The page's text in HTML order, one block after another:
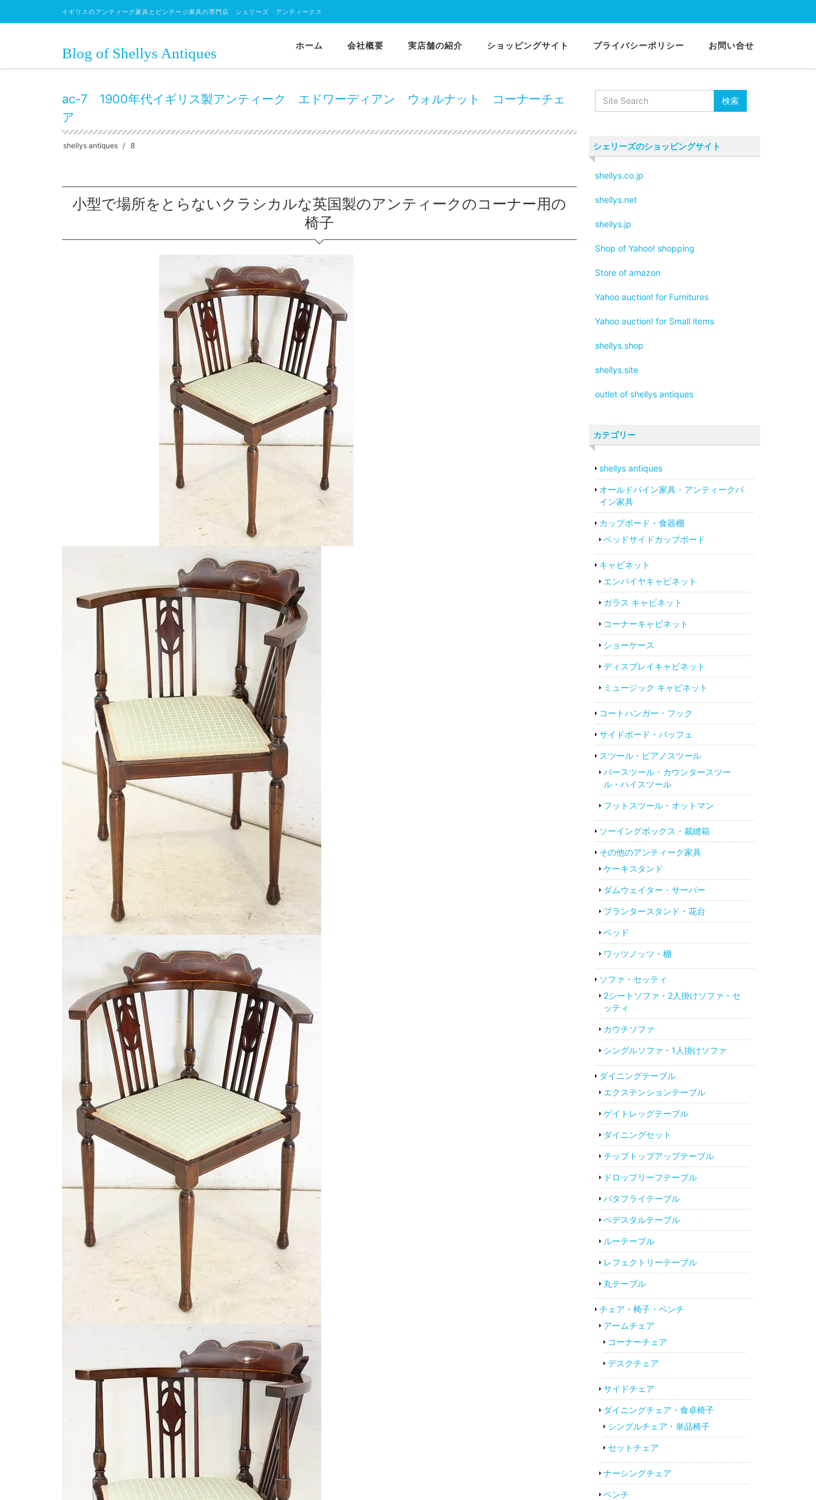
イギリスのアンティーク家具とビンテージ家具の専門店 シェリーズ アンティークス
Blog of Shellys Antiques ホーム 会社概要 実店舗の紹介 ショッピングサイト プライバシーポリシー お問い合せ
HOME チェア・椅子・ベンチ アームチェア
ac-7 1900年代イギリス製アンティーク エドワーディアン ウォルナット コーナーチェ
ア
shellys antiques 8
小型で場所をとらないクラシカルな英国製のアンティークのコーナー用の
椅子
シェリーズのショッピングサイト
shellys.co.jp
shellys.net
shellys.jp
Shop of Yahoo! shopping
Store of amazon
Yahoo auction! for Furnitures
Yahoo auction! for Small items
shellys.shop
shellys.site
outlet of shellys antiques
カテゴリー
shellys antiques
オールドパイン家具・アンティークパ
イン家具
カップボード・食器棚
ベッドサイドカップボード
キャビネット
エンパイヤキャビネット
ガラス キャビネット
コーナーキャビネット
ショーケース
ディスプレイキャビネット
ミュージック キャビネット
コートハンガー・フック
サイドボード・バッフェ
スツール・ピアノスツール
バースツール・カウンタースツー
ル・ハイスツール
フットスツール・オットマン
ソーイングボックス・裁縫箱
その他のアンティーク家具
ケーキスタンド
ダムウェイター・サーバー
プランタースタンド・花台
ベッド
ワッツノッツ・棚
ソファ・セッティ
2シートソファ・2人掛けソファ・セ
ッティ
カウチソファ
シングルソファ・1人掛けソファ
ダイニングテーブル
エクステンションテーブル
ゲイトレッグテーブル
ダイニングセット
チップトップアップテーブル
ドロップリーフテーブル
バタフライテーブル
ペデスタルテーブル
ルーテーブル
レフェクトリーテーブル
丸テーブル
チェア・椅子・ベンチ
アームチェア
コーナーチェア
デスクチェア
サイドチェア
ダイニングチェア・食卓椅子
シングルチェア・単品椅子
セットチェア
ナーシングチェア
ベンチ